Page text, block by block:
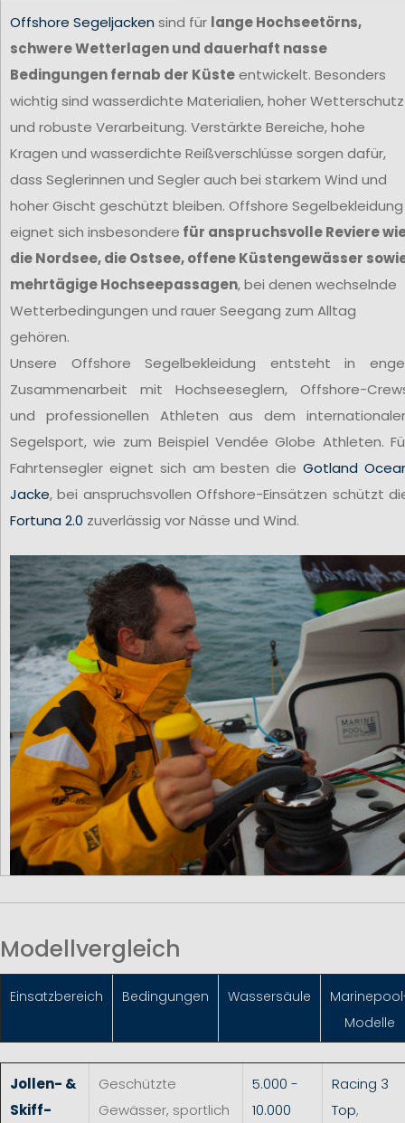
Offshore Segeljacken sind für lange Hochseetörns,
schwere Wetterlagen und dauerhaft nasse
Bedingungen fernab der Küsteentwickelt. Besonders
wichtig sind wasserdichte Materialien, hoher Wetterschutz
und robuste Verarbeitung. Verstärkte Bereiche, hohe
Kragen und wasserdichte Reißverschlüsse sorgen dafür,
dass Seglerinnen und Segler auch bei starkem Wind und
hoher Gischt geschützt bleiben. Offshore Segelbekleidung
eignet sich insbesondere für anspruchsvolle Reviere
die Nordsee, die Ostsee, offene Küstengewässer
mehrtägige Hochseepassagen, bei denen wechselnde
Wetterbedingungen und rauer Seegang zum Alltag
gehören.
Unsere Offshore Segelbekleidung entsteht in
Zusammenarbeit mit Hochseeseglern, Offshore-
und professionellen Athleten aus dem
Segelsport, wie zum Beispiel Vendée Globe Athleten.
Fahrtensegler eignet sich am besten dieGotland
Jacke, bei anspruchsvollen Offshore-Einsätzen schützt
Fortuna 2.0 zuverlässig vor Nässe und Wind.
Modellvergleich
Einsatzbereich Bedingungen Wassersäule
Modelle
Jollen- &
Skiff-
Geschützte
Gewässer, sportlich
5.000 -
10.000
Racing 3
Top,